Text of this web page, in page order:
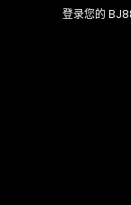
登录您的